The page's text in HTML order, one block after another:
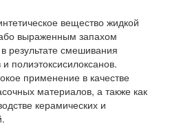
вещество жидкой
выраженным запахом
результате смешивания
полиэтоксисилоксанов.
применение в качестве
материалов, а также как
керамических и